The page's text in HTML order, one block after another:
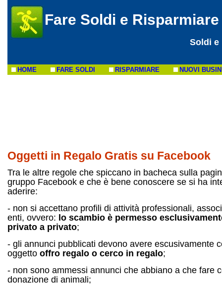
Fare Soldi e Risparmiare
Soldi e
HOME FARE SOLDI RISPARMIARE NUOVI
Oggetti in Regalo Gratis su Facebook
Tra le altre regole che spiccano in bacheca sulla
gruppo Facebook e che è bene conoscere se si ha
aderire:
- non si accettano profili di attività professionali,
enti, ovvero: lo scambio è permesso
privato a privato;
- gli annunci pubblicati devono avere escusivamente
oggetto offro regalo o cerco in regalo;
- non sono ammessi annunci che abbiano a che fare
donazione di animali;